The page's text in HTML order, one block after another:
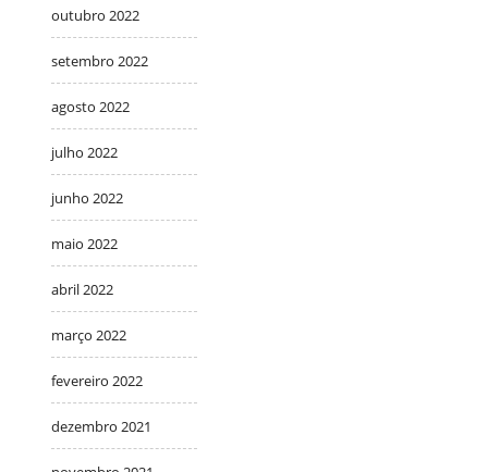
outubro 2022
setembro 2022
agosto 2022
julho 2022
junho 2022
maio 2022
abril 2022
março 2022
fevereiro 2022
dezembro 2021